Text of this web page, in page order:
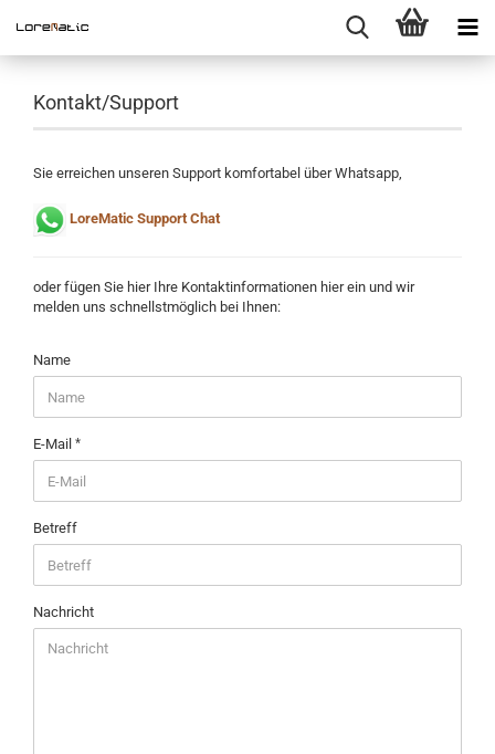
Kontakt/Support
Sie erreichen unseren Support komfortabel über Whatsapp,
LoreMatic Support Chat
oder fügen Sie hier Ihre Kontaktinformationen hier ein und wir
melden uns schnellstmöglich bei Ihnen:
Name
E-Mail
Betreff
Nachricht